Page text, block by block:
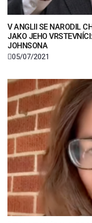
V ANGLII SE NARODIL
JAKO JEHO
JOHNSONA
05/07/2021